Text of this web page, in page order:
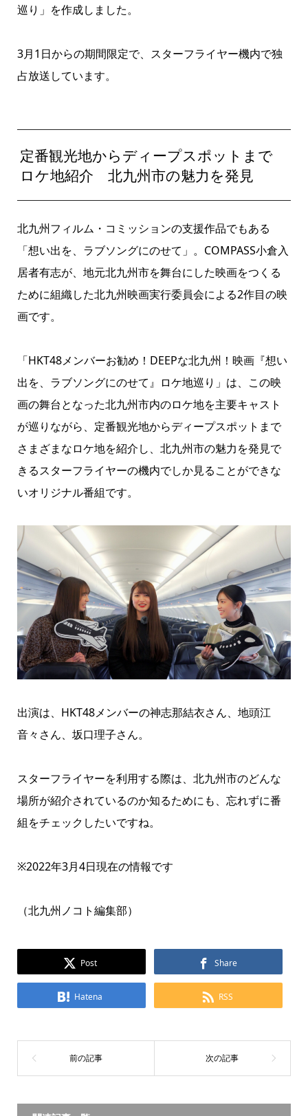
巡り」を作成しました。
3月1日からの期間限定で、スターフライヤー機内で独
占放送しています。
定番観光地からディープスポットまで
ロケ地紹介 北九州市の魅力を発見
北九州フィルム・コミッションの支援作品でもある
「想い出を、ラブソングにのせて」。COMPASS小倉入
居者有志が、地元北九州市を舞台にした映画をつくる
ために組織した北九州映画実行委員会による2作目の映
画です。
「HKT48メンバーお勧め！DEEPな北九州！映画『想い
出を、ラブソングにのせて』ロケ地巡り」は、この映
画の舞台となった北九州市内のロケ地を主要キャスト
が巡りながら、定番観光地からディープスポットまで
さまざまなロケ地を紹介し、北九州市の魅力を発見で
きるスターフライヤーの機内でしか見ることができな
いオリジナル番組です。
出演は、HKT48メンバーの神志那結衣さん、 地頭江
音々さん、 坂口理子さん。
スターフライヤーを利用する際は、北九州市のどんな
場所が紹介されているのか知るためにも、忘れずに番
組をチェックしたいですね。
※2022年3月4日現在の情報です
（北九州ノコト編集部）
Post Share
Hatena RSS